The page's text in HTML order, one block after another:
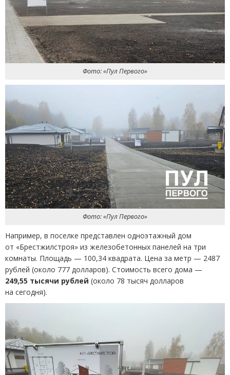
Фото: «Пул Первого»
Фото: «Пул Первого»
Например, в поселке представлен одноэтажный дом
от «Брестжилстроя» из железобетонных панелей на три
комнаты. Площадь — 100,34 квадрата. Цена за метр — 2487
рублей (около 777 долларов). Стоимость всего дома —
249,55 тысячи рублей (около 78 тысяч долларов
на сегодня).